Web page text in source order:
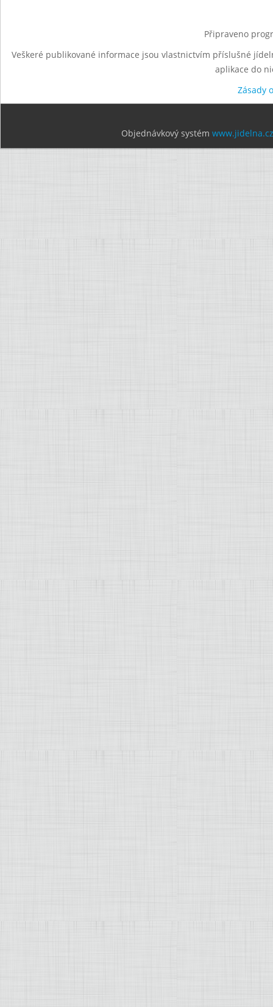
Připraveno
Veškeré publikované informace jsou vlastnictvím příslušné
aplikace do
Zásady
Objednávkový systém www.jidelna.cz